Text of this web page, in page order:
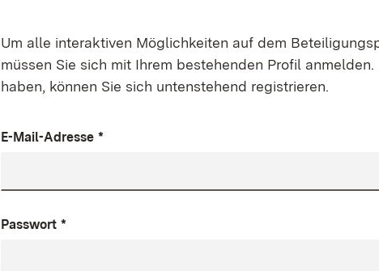
Um alle interaktiven Möglichkeiten auf dem
müssen Sie sich mit Ihrem bestehenden Profil
haben, können Sie sich untenstehend registrieren.
E-Mail-Adresse *
Passwort *